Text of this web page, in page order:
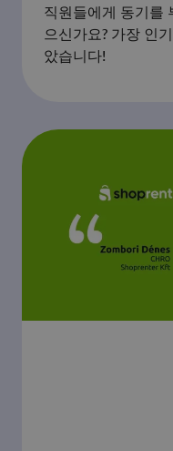
직원들에게 동기를
으신가요? 가장 인
았습니다!